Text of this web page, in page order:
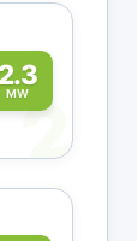
2.3
MW
2